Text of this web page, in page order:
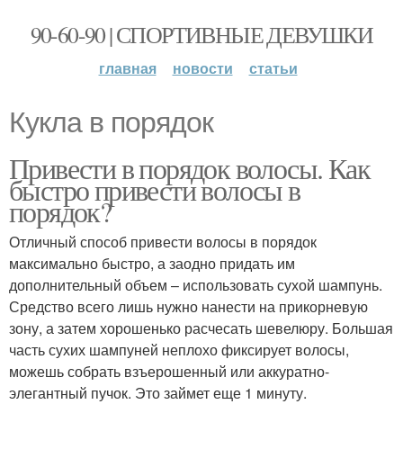
90-60-90 | СПОРТИВНЫЕ ДЕВУШКИ
главная новости статьи
Кукла в порядок
Привести в порядок волосы. Как
быстро привести волосы в
порядок?
Отличный способ привести волосы в порядок
максимально быстро, а заодно придать им
дополнительный объем – использовать сухой шампунь.
Средство всего лишь нужно нанести на прикорневую
зону, а затем хорошенько расчесать шевелюру. Большая
часть сухих шампуней неплохо фиксирует волосы,
можешь собрать взъерошенный или аккуратно-
элегантный пучок. Это займет еще 1 минуту.